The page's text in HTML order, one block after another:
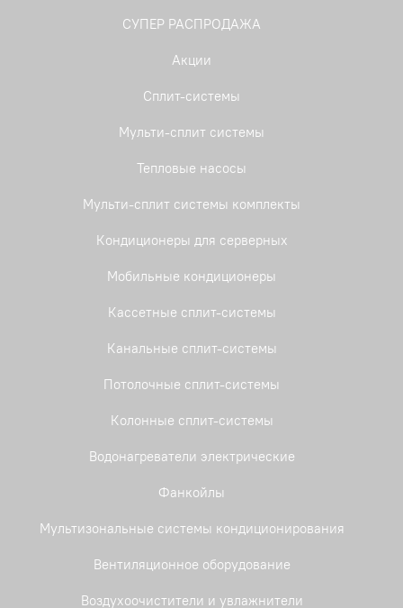
СУПЕР РАСПРОДАЖА
Акции
Сплит-системы
Мульти-сплит системы
Тепловые насосы
Мульти-сплит системы комплекты
Кондиционеры для серверных
Мобильные кондиционеры
Кассетные сплит-системы
Канальные сплит-системы
Потолочные сплит-системы
Колонные сплит-системы
Водонагреватели электрические
Фанкойлы
Мультизональные системы кондиционирования
Вентиляционное оборудование
Воздухоочистители и увлажнители